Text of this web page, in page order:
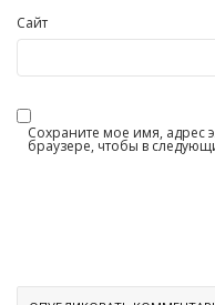
Сайт
Сохраните мое имя, адрес
браузере, чтобы в